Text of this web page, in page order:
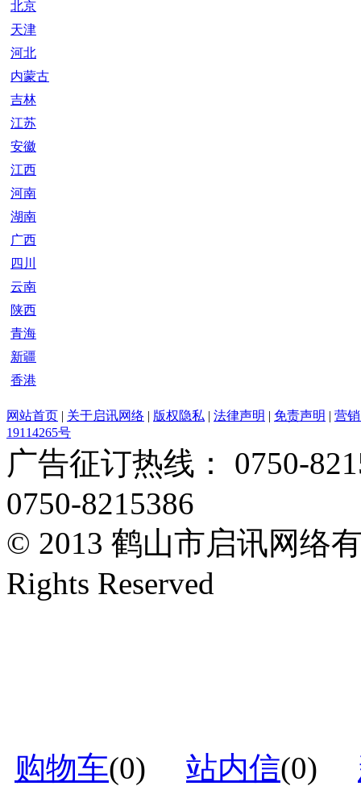
北京
天津
河北
内蒙古
吉林
江苏
安徽
江西
河南
湖南
广西
四川
云南
陕西
青海
新疆
香港
网站首页 | 关于启讯网络 | 版权隐私 | 法律声明 | 免责声明 | 营
19114265号
广告征订热线： 0750-
0750-8215386
© 2013 鹤山市启讯网络
Rights Reserved
购物车(0) 站内信(0)